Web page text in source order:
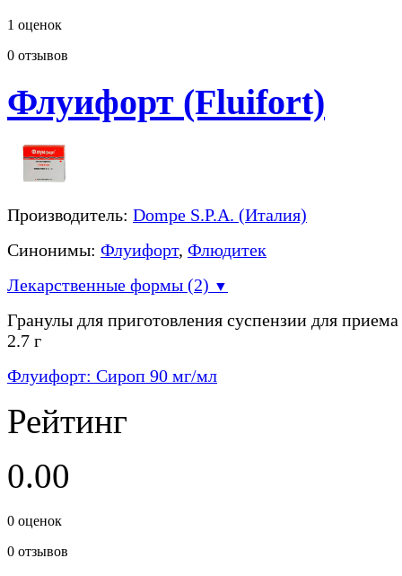
1 оценок
0 отзывов
Флуифорт (Fluifort)
Производитель: Dompe S.P.A. (Италия)
Синонимы: Флуифорт, Флюдитек
Лекарственные формы (2) ▼
Гранулы для приготовления суспензии для приема
2.7 г
Флуифорт: Сироп 90 мг/мл
Рейтинг
0.00
0 оценок
0 отзывов